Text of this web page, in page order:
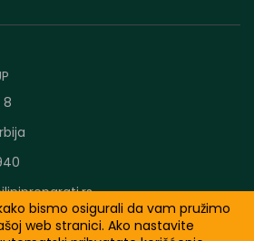
8
bismo osigurali da vam pružimo
web stranici. Ako nastavite